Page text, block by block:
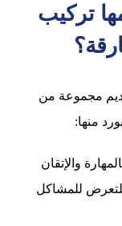
تركيب
مجموعة من
منها:
والإتقان
للتعرض للمشاكل